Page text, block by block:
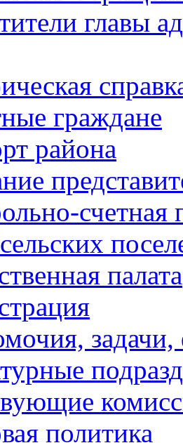
главы
граждане
района
счетная
палата
политика